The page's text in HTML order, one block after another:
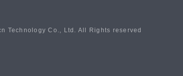
Technology Co., Ltd. All Rights reserved